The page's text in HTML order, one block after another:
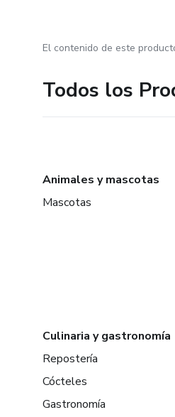
El contenido de este
Todos los
Animales y mascotas
Mascotas
Culinaria y gastronomía
Repostería
Cócteles
Gastronomía